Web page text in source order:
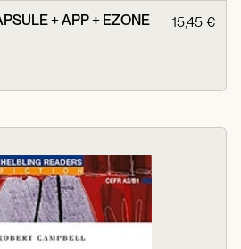
+ APP + EZONE 15,45 €